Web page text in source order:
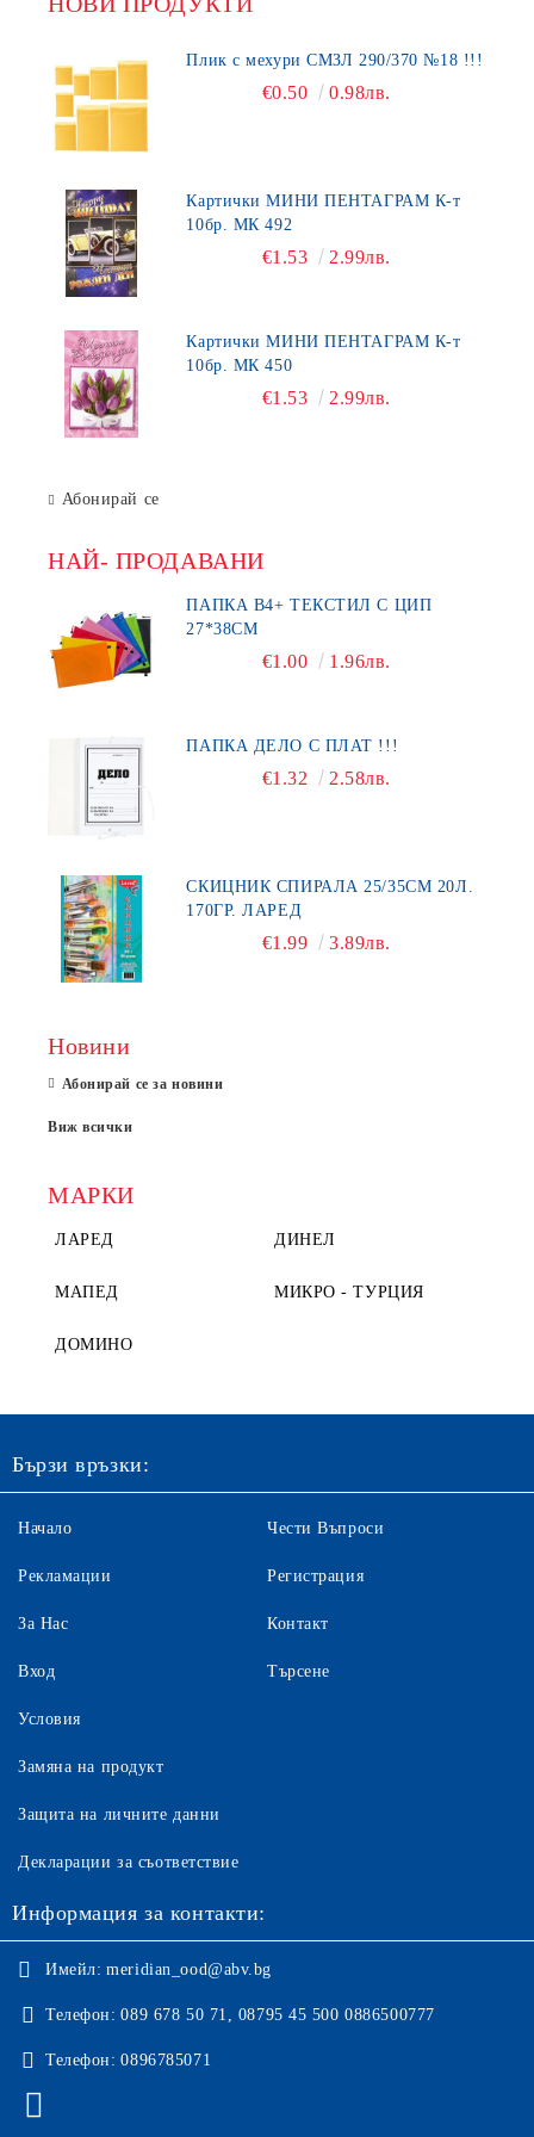
Плик с мехури СМЗЛ 290/370 №18 !!!
€0.50 0.98лв.
Картички МИНИ ПЕНТАГРАМ К-т
10бр. МК 492
€1.53 2.99лв.
Картички МИНИ ПЕНТАГРАМ К-т
10бр. МК 450
€1.53 2.99лв.
Абонирай се
НАЙ- ПРОДАВАНИ
ПАПКА В4+ ТЕКСТИЛ С ЦИП
27*38СМ
€1.00 1.96лв.
ПАПКА ДЕЛО С ПЛАТ !!!
€1.32 2.58лв.
СКИЦНИК СПИРАЛА 25/35СМ 20Л.
170ГР. ЛАРЕД
€1.99 3.89лв.
Новини
Абонирай се за новини
Виж всички
МАРКИ
ЛАРЕД ДИНЕЛ
МАПЕД МИКРО - ТУРЦИЯ
ДОМИНО
Бързи връзки:
Начало
Рекламации
За Нас
Вход
Чести Въпроси
Регистрация
Контакт
Търсене
Условия
Замяна на продукт
Защита на личните данни
Декларации за съответствие
Информация за контакти:
Имейл: meridian_ood@abv.bg
Телефон: 089 678 50 71, 08795 45 500 0886500777
Телефон: 0896785071